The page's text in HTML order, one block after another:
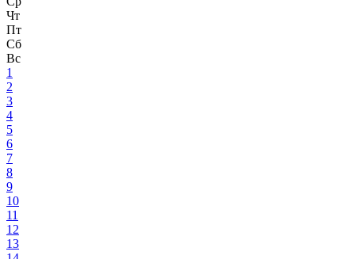
Чт
Пт
Сб
Вс
1
2
3
4
5
6
7
8
9
10
11
12
13